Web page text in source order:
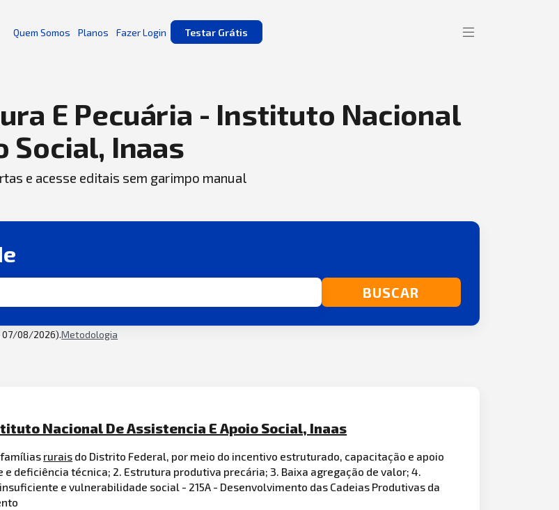
Quem Somos Planos Fazer Login Testar Grátis
E Pecuária - Instituto Nacional
Social, Inaas
e acesse editais sem garimpo manual
BUSCAR
07/08/2026).Metodologia
Nacional De Assistencia E Apoio Social, Inaas
famílias rurais do Distrito Federal, por meio do incentivo estruturado, capacitação e apoio
e deficiência técnica; 2. Estrutura produtiva precária; 3. Baixa agregação de valor; 4.
e vulnerabilidade social - 215A - Desenvolvimento das Cadeias Produtivas da